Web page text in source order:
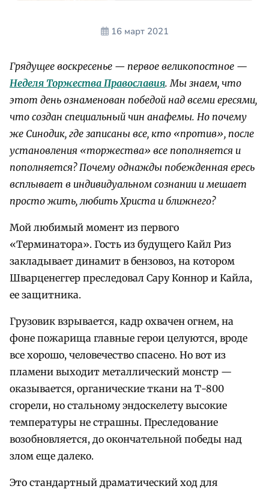
16 март 2021
Грядущее воскресенье — первое великопостное —
Неделя Торжества Православия. Мы знаем, что
этот день ознаменован победой над всеми ересями,
что создан специальный чин анафемы. Но почему
же Синодик, где записаны все, кто «против», после
установления «торжества» все пополняется и
пополняется? Почему однажды побежденная ересь
всплывает в индивидуальном сознании и мешает
просто жить, любить Христа и ближнего?
Мой любимый момент из первого
«Терминатора». Гость из будущего Кайл Риз
закладывает динамит в бензовоз, на котором
Шварценеггер преследовал Сару Коннор и Кайла,
ее защитника.
Грузовик взрывается, кадр охвачен огнем, на
фоне пожарища главные герои целуются, вроде
все хорошо, человечество спасено. Но вот из
пламени выходит металлический монстр —
оказывается, органические ткани на Т-800
сгорели, но стальному эндоскелету высокие
температуры не страшны. Преследование
возобновляется, до окончательной победы над
злом еще далеко.
Это стандартный драматический ход для